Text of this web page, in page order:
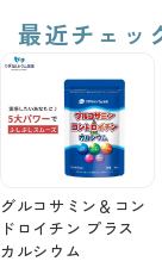
最近チェッ
グルコサミン＆コン
ドロイチン プラス
カルシウム